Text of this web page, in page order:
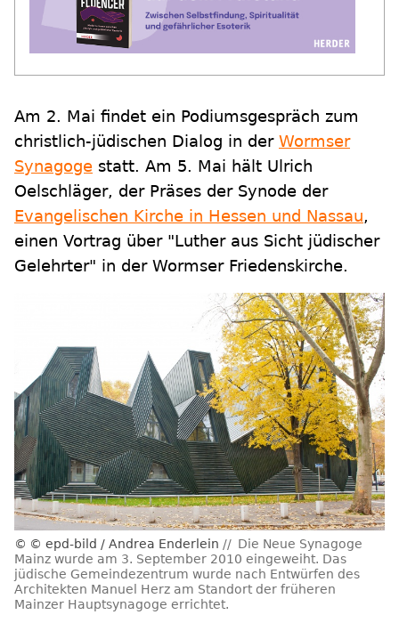
Am 2. Mai findet ein Podiumsgespräch zum
christlich-jüdischen Dialog in der Wormser
Synagoge statt. Am 5. Mai hält Ulrich
Oelschläger, der Präses der Synode der
Evangelischen Kirche in Hessen und Nassau,
einen Vortrag über "Luther aus Sicht jüdischer
Gelehrter" in der Wormser Friedenskirche.
© epd-bild / Andrea Enderlein
Die Neue Synagoge
Mainz wurde am 3. September 2010 eingeweiht. Das
jüdische Gemeindezentrum wurde nach Entwürfen des
Architekten Manuel Herz am Standort der früheren
Mainzer Hauptsynagoge errichtet.